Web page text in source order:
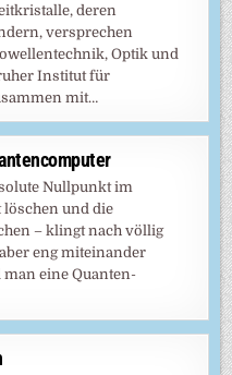
deren
versprechen
Optik und
Institut für
mit…
Nullpunkt im
löschen und die
– klingt nach völlig
eng miteinander
eine Quanten-